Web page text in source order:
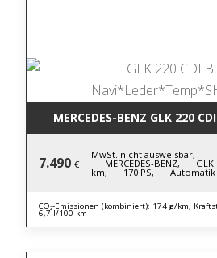
7.490 €
MwSt. nicht ausweisbar,
MERCEDES-BENZ, GLK
km, 170 PS, Automatik
CO₂-Emissionen (kombiniert): 174 g/km,
6,7 l/100 km